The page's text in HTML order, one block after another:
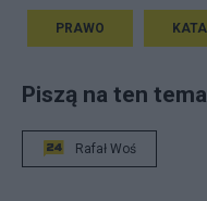
PRAWO
Piszą na ten
Rafał Woś